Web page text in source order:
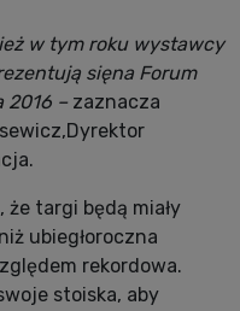
w tym roku wystawcy
sięna Forum
2016 – zaznacza
targi będą miały
ubiegłoroczna
rekordowa.
stoiska, aby